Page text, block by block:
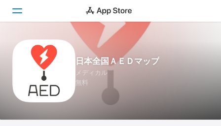
Today
ゲーム
アプリ
日本全国ＡＥＤマップ
メディカル
無料